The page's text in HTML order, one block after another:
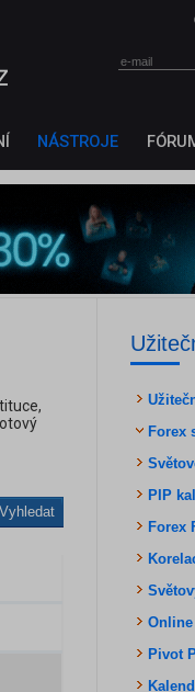
NÁSTROJE
Vyhledat
Forex
PIP
Forex
Online
Pivot